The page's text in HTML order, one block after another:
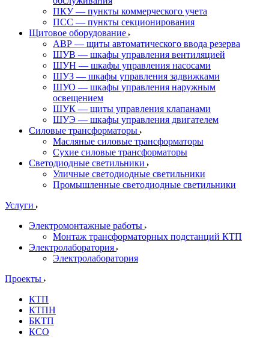
ПКУ — пункты коммерческого учета
ПСС — пункты секционирования
Щитовое оборудование
АВР — щиты автоматического ввода резерва
ШУВ — шкафы управления вентиляцией
ШУН — шкафы управления насосами
ШУЗ — шкафы управления задвижками
ШУО — шкафы управления наружным
освещением
ШУК — щиты управления клапанами
ШУЭ — шкафы управления двигателем
Силовые трансформаторы
Масляные силовые трансформаторы
Сухие силовые трансформаторы
Светодиодные светильники
Уличные светодиодные светильники
Промышленные светодиодные светильники
Услуги
Электромонтажные работы
Монтаж трансформаторных подстанций КТП
Электролаборатория
Электролаборатория
Проекты
КТП
КТПН
БКТП
КСО